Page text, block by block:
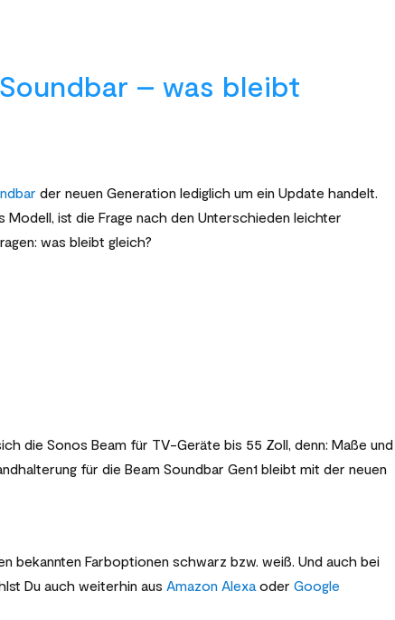
– was bleibt
der neuen Generation lediglich um ein Update handelt.
Modell, ist die Frage nach den Unterschieden leichter
was bleibt gleich?
die Sonos Beam für TV-Geräte bis 55 Zoll, denn: Maße und
für die Beam Soundbar Gen1 bleibt mit der neuen
bekannten Farboptionen schwarz bzw. weiß. Und auch bei
Du auch weiterhin aus Amazon Alexa oder Google